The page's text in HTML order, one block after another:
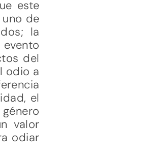
este
de
la
del
odio a
el
valor
odiar